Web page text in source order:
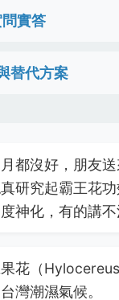
實答
替代方案
都沒好，朋友
研究起霸王花
神化，有的講不
花（
灣潮濕氣候。